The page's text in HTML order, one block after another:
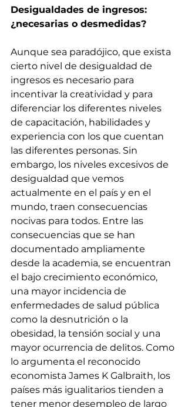
Desigualdades de ingresos:
¿necesarias o desmedidas?
Aunque sea paradójico, que exista
cierto nivel de desigualdad de
ingresos es necesario para
incentivar la creatividad y para
diferenciar los diferentes niveles
de capacitación, habilidades y
experiencia con los que cuentan
las diferentes personas. Sin
embargo, los niveles excesivos de
desigualdad que vemos
actualmente en el país y en el
mundo, traen consecuencias
nocivas para todos. Entre las
consecuencias que se han
documentado ampliamente
desde la academia, se encuentran
el bajo crecimiento económico,
una mayor incidencia de
enfermedades de salud pública
como la desnutrición o la
obesidad, la tensión social y una
mayor ocurrencia de delitos. Como
lo argumenta el reconocido
economista James K Galbraith, los
países más igualitarios tienden a
tener menor desempleo de largo